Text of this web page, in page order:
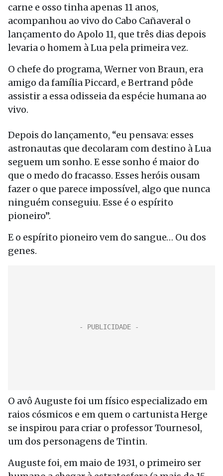
carne e osso tinha apenas 11 anos,
acompanhou ao vivo do Cabo Cañaveral o
lançamento do Apolo 11, que três dias depois
levaria o homem à Lua pela primeira vez.
O chefe do programa, Werner von Braun, era
amigo da família Piccard, e Bertrand pôde
assistir a essa odisseia da espécie humana ao
vivo.
Depois do lançamento, “eu pensava: esses
astronautas que decolaram com destino à Lua
seguem um sonho. E esse sonho é maior do
que o medo do fracasso. Esses heróis ousam
fazer o que parece impossível, algo que nunca
ninguém conseguiu. Esse é o espírito
pioneiro”.
E o espírito pioneiro vem do sangue… Ou dos
genes.
O avô Auguste foi um físico especializado em
raios cósmicos e em quem o cartunista Herge
se inspirou para criar o professor Tournesol,
um dos personagens de Tintin.
Auguste foi, em maio de 1931, o primeiro ser